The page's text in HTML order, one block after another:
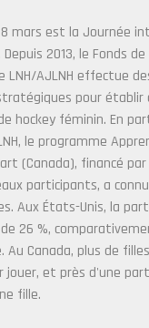
mars est la Journée
2013, le Fonds
LNH/AJLNH effectue
pour établir
hockey féminin. En
le programme
(Canada), financé
participants, a
Aux États-Unis, la
26 %,
Au Canada, plus de
jouer, et près d'une
fille.